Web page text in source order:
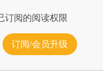
订阅的阅读权限
订阅/会员升级